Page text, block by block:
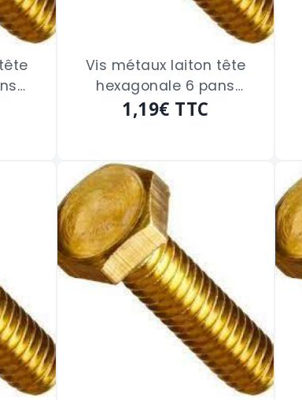
25
Vis métaux laiton tête
hexagonale 6 pans
filetage total de 5 x 25
1,19€ TTC